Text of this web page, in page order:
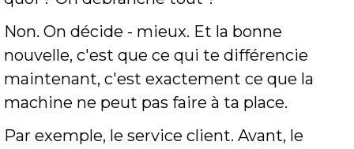
Non. On décide - mieux. Et la bonne
nouvelle, c'est que ce qui te différencie
maintenant, c'est exactement ce que la
machine ne peut pas faire à ta place.
Par exemple, le service client. Avant, le